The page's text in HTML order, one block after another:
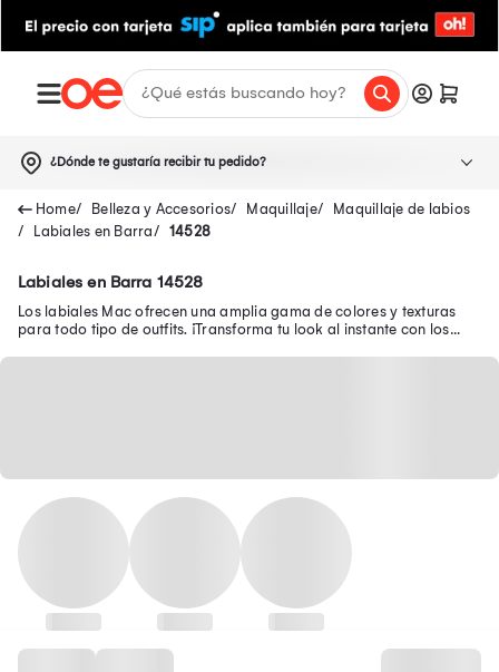
¿Dónde te gustaría recibir tu pedido?
Belleza y Accesorios Maquillaje
Maquillaje de labios
Labiales en Barra
14528
Labiales en Barra 14528
Los labiales Mac ofrecen una amplia gama de colores y texturas
para todo tipo de outfits. ¡Transforma tu look al instante con los